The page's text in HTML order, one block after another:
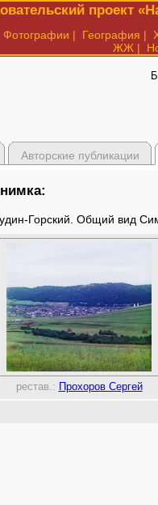
проект
Фотографии | География |
ЖЖ |
Авторские публикации
Горский. Общий вид
рестав.: Прохоров Сергей